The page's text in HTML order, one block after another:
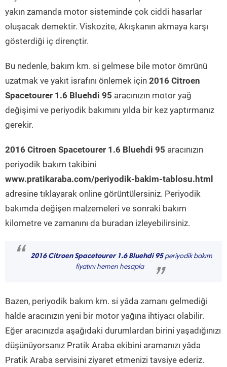
yakın zamanda motor sisteminde çok ciddi hasarlar
oluşacak demektir. Viskozite, Akışkanın akmaya karşı
gösterdiği iç dirençtir.
Bu nedenle, bakım km. si gelmese bile motor ömrünü
uzatmak ve yakıt israfını önlemek için 2016 Citroen
Spacetourer 1.6 Bluehdi 95 aracınızın motor yağ
değişimi ve periyodik bakımını yılda bir kez yaptırmanız
gerekir.
2016 Citroen Spacetourer 1.6 Bluehdi 95 aracınızın
periyodik bakım takibini
www.pratikaraba.com/periyodik-bakim-tablosu.html
adresine tıklayarak online görüntülersiniz. Periyodik
bakımda değişen malzemeleri ve sonraki bakım
kilometre ve zamanını da buradan izleyebilirsiniz.
“ 2016 Citroen Spacetourer 1.6 Bluehdi 95periyodik bakım
fiyatını hemen hesapla
”
Bazen, periyodik bakım km. si yâda zamanı gelmediği
halde aracınızın yeni bir motor yağına ihtiyacı olabilir.
Eğer aracınızda aşağıdaki durumlardan birini yaşadığınızı
düşünüyorsanız Pratik Araba ekibini aramanızı yâda
Pratik Araba servisini ziyaret etmenizi tavsiye ederiz.